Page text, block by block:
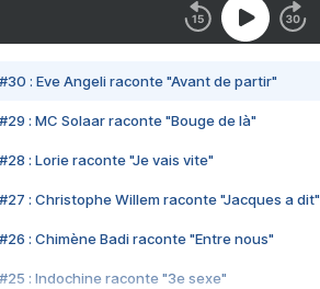
#30 : Eve Angeli raconte "Avant de partir"
#29 : MC Solaar raconte "Bouge de là"
#28 : Lorie raconte "Je vais vite"
#27 : Christophe Willem raconte "Jacques a dit"
#26 : Chimène Badi raconte "Entre nous"
#25 : Indochine raconte "3e sexe"